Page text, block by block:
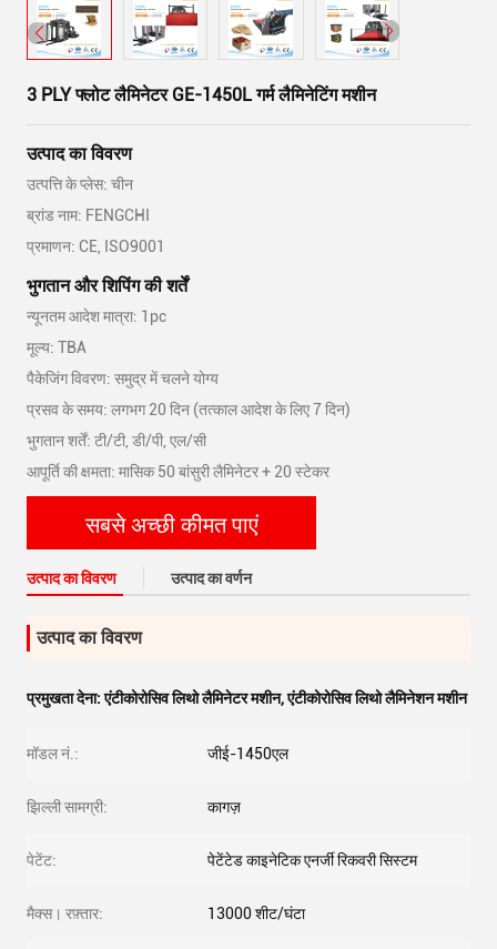
3 PLY फ्लोट लैमिनेटर GE-1450L गर्म लैमिनेटिंग मशीन
उत्पाद का विवरण
उत्पत्ति के प्लेस: चीन
ब्रांड नाम: FENGCHI
प्रमाणन: CE, ISO9001
भुगतान और शिपिंग की शर्तें
न्यूनतम आदेश मात्रा: 1pc
मूल्य: TBA
पैकेजिंग विवरण: समुद्र में चलने योग्य
प्रसव के समय: लगभग 20 दिन (तत्काल आदेश के लिए 7 दिन)
भुगतान शर्तें: टी/टी, डी/पी, एल/सी
आपूर्ति की क्षमता: मासिक 50 बांसुरी लैमिनेटर + 20 स्टेकर
सबसे अच्छी कीमत पाएं
उत्पाद का विवरण उत्पाद का वर्णन
उत्पाद का विवरण
प्रमुखता देना:एंटीकोरोसिव लिथो लैमिनेटर मशीन,एंटीकोरोसिव लिथो लैमिनेशन मशीन
मॉडल नं.: जीई-1450एल
झिल्ली सामग्री: कागज़
पेटेंट: पेटेंटेड काइनेटिक एनर्जी रिकवरी सिस्टम
मैक्स। रफ़्तार: 13000 शीट/घंटा